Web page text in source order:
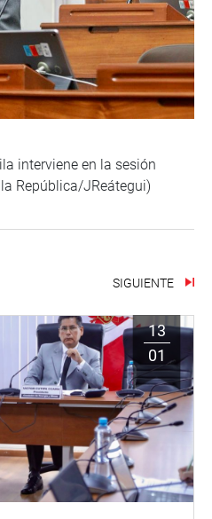
interviene en la sesión
República/JReátegui)
SIGUIENTE
13
01